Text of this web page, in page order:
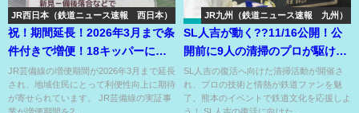
JR西日本（鉄道ニュース速報 西日本）
祝！期間延長！2026年3月まで条
件付きで増便！18キッパーにも
訪問チャンスあり?!
JR芸備線の増便期間が2026年3月まで延長
され、地域住民にとって利便性向上に期待
が寄せられています。 JR芸備線の実証事
JR九州（鉄道ニュース速報 九州）
SL人吉が動く??11/16公開！公
開前に9人の清掃のプロが駆け付
けた⁉
SL人吉の復活へ向けた清掃活動が開催さ
れ、プロの技術と情熱が鉄道ファンを魅
了。熊本のイベントで鉄道文化を応援しよ